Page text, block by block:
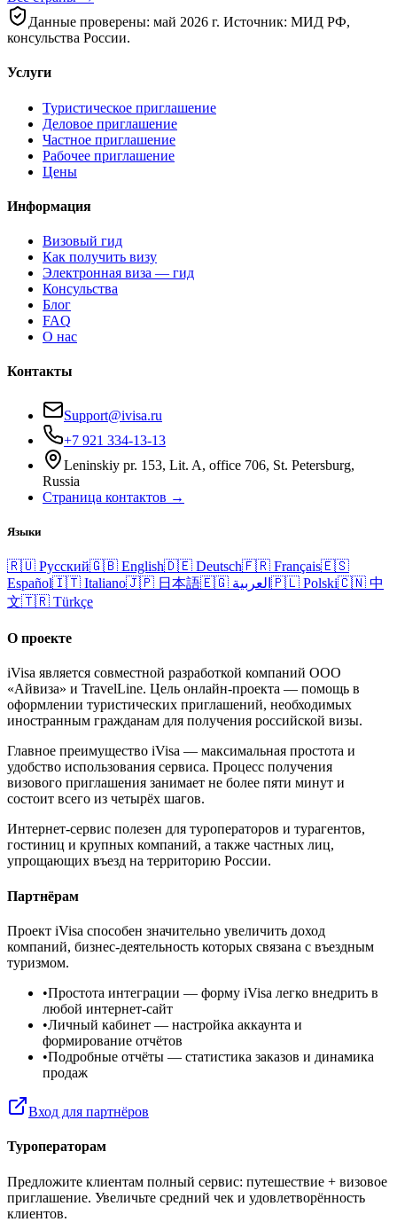
Данные проверены: май 2026 г. Источник: МИД РФ,
консульства России.
Услуги
Туристическое приглашение
Деловое приглашение
Частное приглашение
Рабочее приглашение
Цены
Информация
Визовый гид
Как получить визу
Электронная виза — гид
Консульства
Блог
FAQ
О нас
Контакты
Support@ivisa.ru
+7 921 334-13-13
Leninskiy pr. 153, Lit. A, office 706, St. Petersburg,
Russia
Страница контактов →
Языки
🇷🇺 Русский🇬🇧 English🇩🇪 Deutsch🇫🇷 Français🇪🇸
Español🇮🇹 Italiano🇯🇵 日本語🇪🇬 العربية 🇵🇱 Polski🇨🇳 中
文🇹🇷 Türkçe
О проекте
iVisa является совместной разработкой компаний ООО
«Айвиза» и TravelLine. Цель онлайн-проекта — помощь в
оформлении туристических приглашений, необходимых
иностранным гражданам для получения российской визы.
Главное преимущество iVisa — максимальная простота и
удобство использования сервиса. Процесс получения
визового приглашения занимает не более пяти минут и
состоит всего из четырёх шагов.
Интернет-сервис полезен для туроператоров и турагентов,
гостиниц и крупных компаний, а также частных лиц,
упрощающих въезд на территорию России.
Партнёрам
Проект iVisa способен значительно увеличить доход
компаний, бизнес-деятельность которых связана с въездным
туризмом.
•Простота интеграции — форму iVisa легко внедрить в
любой интернет-сайт
•Личный кабинет — настройка аккаунта и
формирование отчётов
•Подробные отчёты — статистика заказов и динамика
продаж
Вход для партнёров
Туроператорам
Предложите клиентам полный сервис: путешествие + визовое
приглашение. Увеличьте средний чек и удовлетворённость
клиентов.